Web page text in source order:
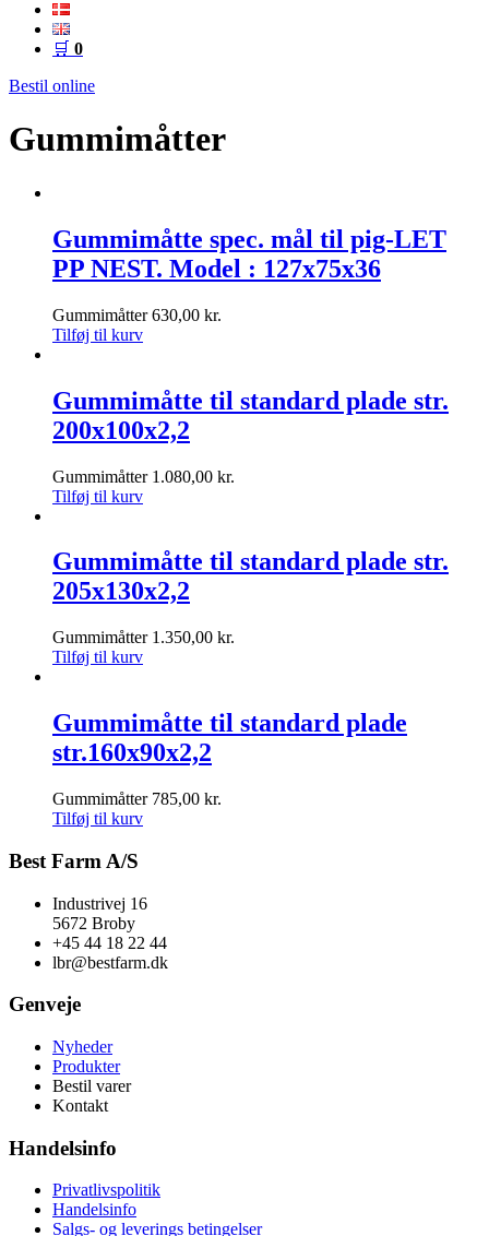
🛒 0
Bestil online
Gummimåtter
Gummimåtte spec. mål til pig-LET
PP NEST. Model : 127x75x36
Gummimåtter630,00 kr.
Tilføj til kurv
Gummimåtte til standard plade str.
200x100x2,2
Gummimåtter 1.080,00 kr.
Tilføj til kurv
Gummimåtte til standard plade str.
205x130x2,2
Gummimåtter 1.350,00 kr.
Tilføj til kurv
Gummimåtte til standard plade
str.160x90x2,2
Gummimåtter 785,00 kr.
Tilføj til kurv
Best Farm A/S
Industrivej 16
5672 Broby
+45 44 18 22 44
lbr@bestfarm.dk
Genveje
Nyheder
Produkter
Bestil varer
Kontakt
Handelsinfo
Privatlivspolitik
Handelsinfo
Salgs- og leverings betingelser